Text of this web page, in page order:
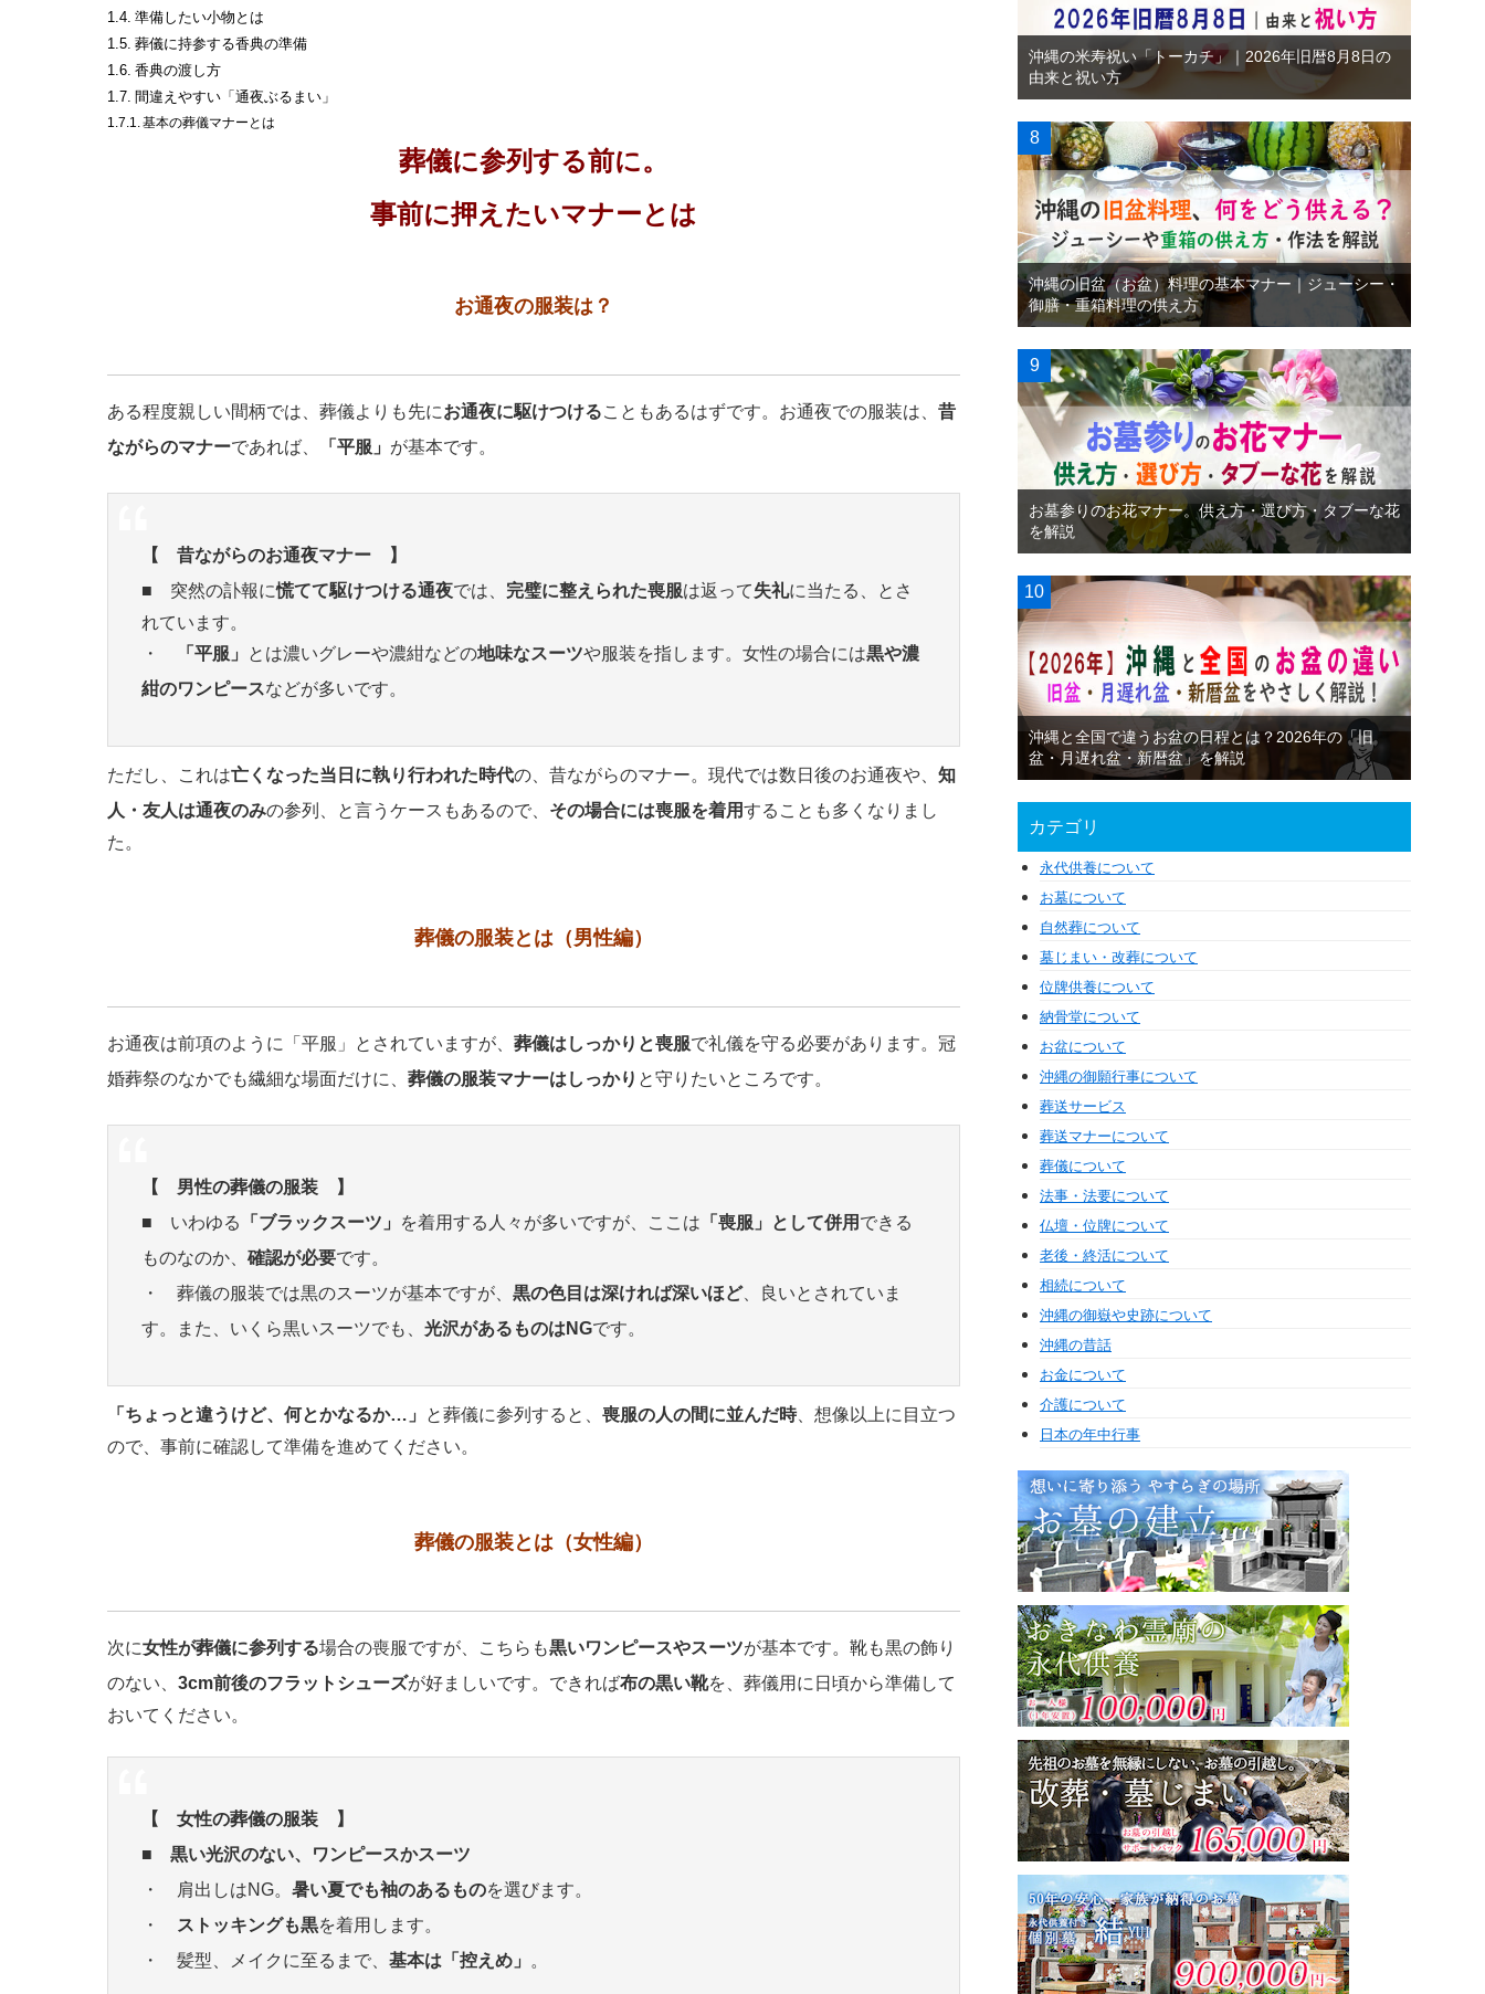
準備したい小物とは
葬儀に持参する香典の準備
香典の渡し方
間違えやすい「通夜ぶるまい」
基本の葬儀マナーとは
葬儀に参列する前に。
事前に押えたいマナーとは
お通夜の服装は？
ある程度親しい間柄では、葬儀よりも先にお通夜に駆けつけることもあるはずです。お通夜での服装は、 昔
ながらのマナーであれば、 「平服」 が基本です。
【 昔ながらのお通夜マナー 】
■ 突然の訃報に慌てて駆けつける通夜では、 完璧に整えられた喪服は返って失礼に当たる、とさ
れています。
・
「平服」 とは濃いグレーや濃紺などの地味なスーツや服装を指します。女性の場合には黒や濃
紺のワンピースなどが多いです。
ただし、これは亡くなった当日に執り行われた時代の、昔ながらのマナー。現代では数日後のお通夜や、 知
人・友人は通夜のみの参列、と言うケースもあるので、 その場合には喪服を着用することも多くなりまし
た。
葬儀の服装とは（男性編）
お通夜は前項のように「平服」とされていますが、 葬儀はしっかりと喪服で礼儀を守る必要があります。冠
婚葬祭のなかでも繊細な場面だけに、 葬儀の服装マナーはしっかり と守りたいところです。
【 男性の葬儀の服装 】
■ いわゆる
「ブラックスーツ」 を着用する人々が多いですが、ここは 「喪服」として併用 できる
ものなのか、 確認が必要です。
・ 葬儀の服装では黒のスーツが基本ですが、 黒の色目は深ければ深いほど、良いとされていま
す。また、いくら黒いスーツでも、 光沢があるものはNGです。
「ちょっと違うけど、何とかなるか…」 と葬儀に参列すると、 喪服の人の間に並んだ時、想像以上に目立つ
ので、事前に確認して準備を進めてください。
葬儀の服装とは（女性編）
次に女性が葬儀に参列する場合の喪服ですが、こちらも黒いワンピースやスーツが基本です。靴も黒の飾り
のない、 3cm前後のフラットシューズが好ましいです。できれば布の黒い靴を、葬儀用に日頃から準備して
おいてください。
【 女性の葬儀の服装 】
■ 黒い光沢のない、ワンピースかスーツ
・ 肩出しはNG。 暑い夏でも袖のあるものを選びます。
・
ストッキングも黒を着用します。
・ 髪型、メイクに至るまで、 基本は「控えめ」 。
沖縄の米寿祝い「トーカチ」｜2026年旧暦8月8日の
由来と祝い方
沖縄の旧盆（お盆）料理の基本マナー｜ジューシー・
御膳・重箱料理の供え方
お墓参りのお花マナー。供え方・選び方・タブーな花
を解説
沖縄と全国で違うお盆の日程とは？2026年の「旧
盆・月遅れ盆・新暦盆」を解説
カテゴリ
永代供養について
お墓について
自然葬について
墓じまい・改葬について
位牌供養について
納骨堂について
お盆について
沖縄の御願行事について
葬送サービス
葬送マナーについて
葬儀について
法事・法要について
仏壇・位牌について
老後・終活について
相続について
沖縄の御嶽や史跡について
沖縄の昔話
お金について
介護について
日本の年中行事